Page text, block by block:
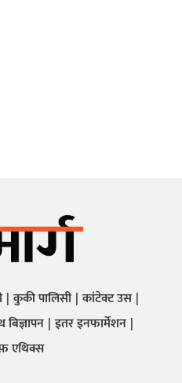
कुकी पालिसी कांटेक्ट उस
बिज्ञापन इतर इनफार्मेशन
एथिक्स